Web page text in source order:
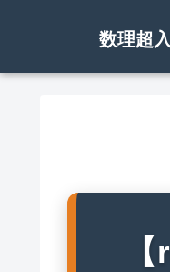
数理超